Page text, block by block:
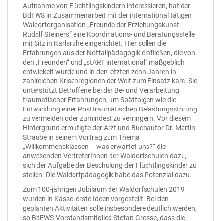
Aufnahme von Flüchtlingskindern interessieren, hat der
BdFWS in Zusammenarbeit mit der international tätigen
Waldorforganisation „Freunde der Erziehungskunst
Rudolf Steiners“ eine Koordinations- und Beratungsstelle
mit Sitz in Karlsruhe eingerichtet. Hier sollen die
Erfahrungen aus der Notfallpädagogik einfließen, die von
den „Freunden“ und „stART international“ maßgeblich
entwickelt wurde und in den letzten zehn Jahren in
zahlreichen Krisenregionen der Welt zum Einsatz kam. Sie
unterstützt Betroffene bei der Be- und Verarbeitung
traumatischer Erfahrungen, um Spätfolgen wie die
Entwicklung einer Posttraumatischen Belastungsstörung
zu vermeiden oder zumindest zu verringern. Vor diesem
Hintergrund ermutigte der Arzt und Buchautor Dr. Martin
Straube in seinem Vortrag zum Thema
„Willkommensklassen – was erwartet uns?“ die
anwesenden VertreterInnen der Waldorfschulen dazu,
sich der Aufgabe der Beschulung der Flüchtlingskinder zu
stellen. Die Waldorfpädagogik habe das Potenzial dazu.
Zum 100-jährigen Jubiläum der Waldorfschulen 2019
wurden in Kassel erste Ideen vorgestellt. Bei den
geplanten Aktivitäten solle insbesondere deutlich werden,
so BdFWS-Vorstandsmitglied Stefan Grosse, dass die